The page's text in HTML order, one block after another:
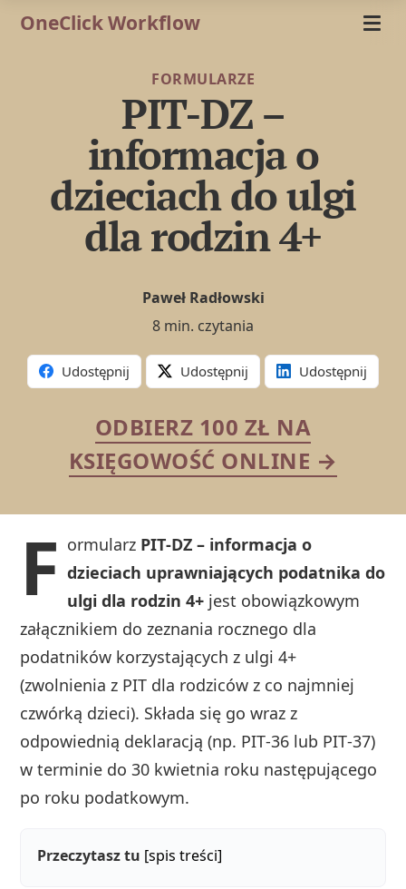
OneClick Workflow
FORMULARZE
PIT-DZ –
informacja o
dzieciach do ulgi
dla rodzin 4+
Paweł Radłowski
8 min. czytania
Udostępnij Udostępnij Udostępnij
ODBIERZ 100 ZŁ NA
KSIĘGOWOŚĆ ONLINE →
F ormularz PIT‑DZ – informacja o
dzieciach uprawniających podatnika do
ulgi dla rodzin 4+ jest obowiązkowym
załącznikiem do zeznania rocznego dla
podatników korzystających z ulgi 4+
(zwolnienia z PIT dla rodziców z co najmniej
czwórką dzieci). Składa się go wraz z
odpowiednią deklaracją (np. PIT‑36 lub PIT‑37)
w terminie do 30 kwietnia roku następującego
po roku podatkowym.
Przeczytasz tu [spis treści]